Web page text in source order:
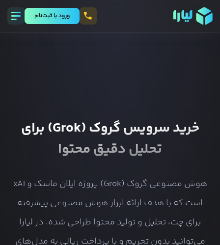
ورود يا ثبت‌نام
خرید سرویس گروک (Grok) برای
تحلیل دقیق محتوا
هوش مصنوعی گروک (Grok) پروژه ایلان ماسک و xAI
است که با هدف ارائه ابزار هوش مصنوعی پیشرفته
برای چت، تحلیل و تولید محتوا طراحی شده. در لیارا
می‌توانید بدون تحریم و با پرداخت ریالی به مدل‌های